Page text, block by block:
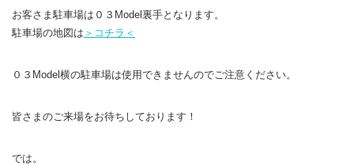
お客さま駐車場は０３Model裏手となります。
駐車場の地図は ＞コチラ＜
０３Model横の駐車場は使用できませんのでご注意ください。
皆さまのご来場をお待ちしております！
では。